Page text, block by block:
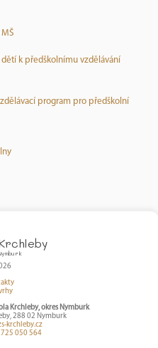
k předškolnímu vzdělávání
program pro předškolní
Krchleby, okres Nymburk
288 02 Nymburk
krchleby.cz
050 564